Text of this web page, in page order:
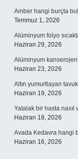
Amber hangi burçta
Temmuz 1, 2026
Alüminyum folyo
Haziran 29, 2026
Alüminyum
Haziran 23, 2026
Altın yumurtlayan
Haziran 19, 2026
Yatalak bir hasta nasıl
Haziran 18, 2026
Avada Kedavra hangi
Haziran 16, 2026